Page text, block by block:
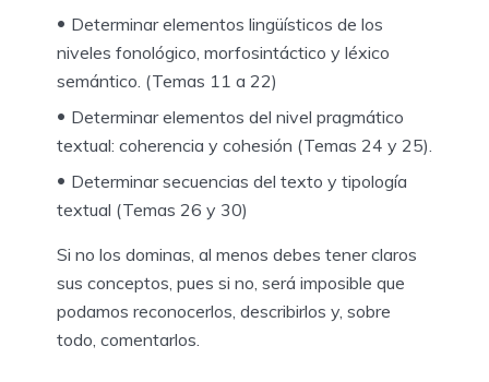
Determinar elementos lingüísticos de los
niveles fonológico, morfosintáctico y léxico
semántico. (Temas 11 a 22)
Determinar elementos del nivel pragmático
textual: coherencia y cohesión (Temas 24 y 25).
Determinar secuencias del texto y tipología
textual (Temas 26 y 30)
Si no los dominas, al menos debes tener claros
sus conceptos, pues si no, será imposible que
podamos reconocerlos, describirlos y, sobre
todo, comentarlos.